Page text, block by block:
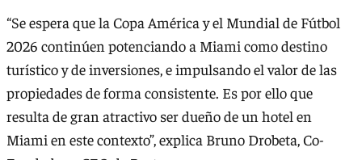
“Se espera que la Copa América y el Mundial de Fútbol
2026 continúen potenciando a Miami como destino
turístico y de inversiones, e impulsando el valor de las
propiedades de forma consistente. Es por ello que
resulta de gran atractivo ser dueño de un hotel en
Miami en este contexto”, explica Bruno Drobeta, Co-